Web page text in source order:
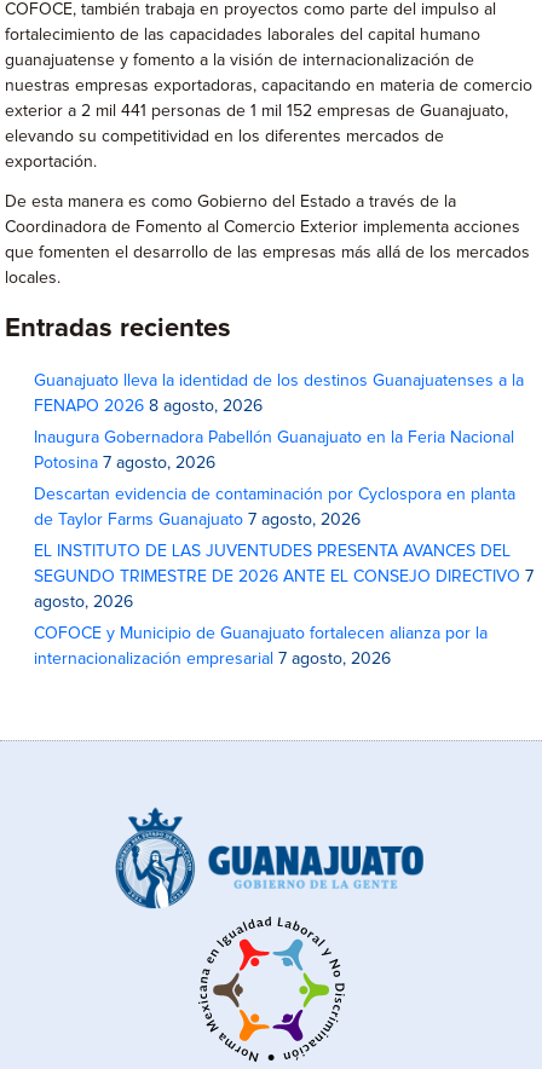
COFOCE, también trabaja en proyectos como parte del impulso al
fortalecimiento de las capacidades laborales del capital humano
guanajuatense y fomento a la visión de internacionalización de
nuestras empresas exportadoras, capacitando en materia de comercio
exterior a 2 mil 441 personas de 1 mil 152 empresas de Guanajuato,
elevando su competitividad en los diferentes mercados de
exportación.
De esta manera es como Gobierno del Estado a través de la
Coordinadora de Fomento al Comercio Exterior implementa acciones
que fomenten el desarrollo de las empresas más allá de los mercados
locales.
Entradas recientes
Guanajuato lleva la identidad de los destinos Guanajuatenses a la
FENAPO 2026 8 agosto, 2026
Inaugura Gobernadora Pabellón Guanajuato en la Feria Nacional
Potosina 7 agosto, 2026
Descartan evidencia de contaminación por Cyclospora en planta
de Taylor Farms Guanajuato 7 agosto, 2026
EL INSTITUTO DE LAS JUVENTUDES PRESENTA AVANCES DEL
SEGUNDO TRIMESTRE DE 2026 ANTE EL CONSEJO DIRECTIVO 7
agosto, 2026
COFOCE y Municipio de Guanajuato fortalecen alianza por la
internacionalización empresarial 7 agosto, 2026